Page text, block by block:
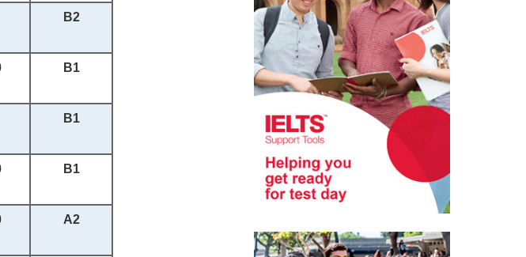
B2
B1
B1
B1
A2